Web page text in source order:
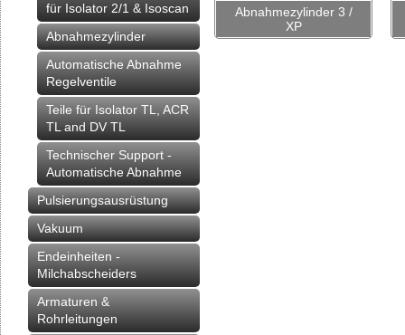
für Isolator 2/1 & Isoscan
Abnahmezylinder
Automatische Abnahme
Regelventile
Teile für Isolator TL, ACR
TL and DV TL
Technischer Support -
Automatische Abnahme
Pulsierungsausrüstung
Vakuum
Endeinheiten -
Milchabscheiders
Armaturen &
Rohrleitungen
Abnahmezylinder 3 /
XP